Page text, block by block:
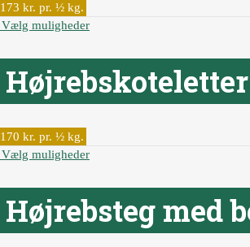
173 kr. pr. ½ kg.
Vælg muligheder
170 kr. pr. ½ kg.
Vælg muligheder
Højrebsteg med